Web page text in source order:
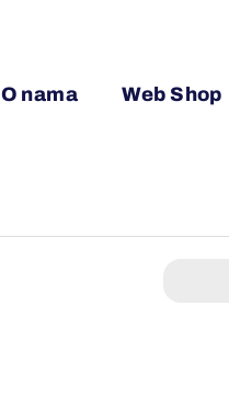
O nama Web Shop